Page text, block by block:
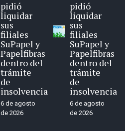
pidió
liquidar
sus
filiales
SuPapel y
Papelfibras
dentro del
trámite
de
insolvencia
6 de agosto
de 2026
pidió
liquidar
sus
filiales
SuPapel y
Papelfibras
dentro del
trámite
de
insolvencia
6 de agosto
de 2026